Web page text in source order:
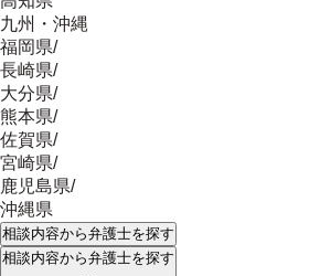
九州・沖縄
福岡県/
長崎県/
大分県/
熊本県/
佐賀県/
宮崎県/
鹿児島県/
沖縄県
相談内容から弁護士を探す
相談内容から弁護士を探す